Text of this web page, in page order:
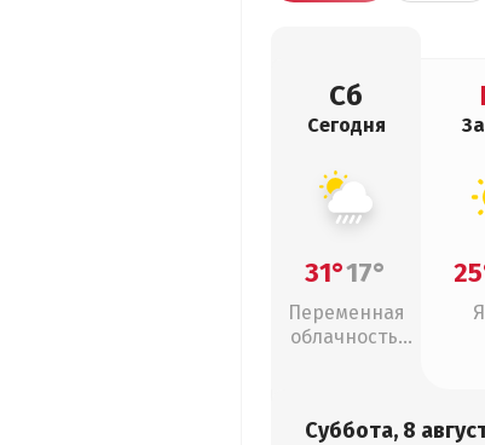
Сб
Сегодня
31°17°
Переменная
облачность,
Суббота, 8